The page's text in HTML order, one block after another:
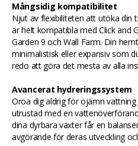
Mångsidig kompatibilitet
Njut av flexibiliteten att utöka din
är helt kompatibla med Click and
Garden 9 och Wall Farm. Din
minimalistisk eller expansiv som
redo att göra det mesta av alla
Avancerat hydreringssystem
Oroa dig aldrig för ojämn vattning
utrustad med en
dina dyrbara växter får en
avgörande för deras utveckling